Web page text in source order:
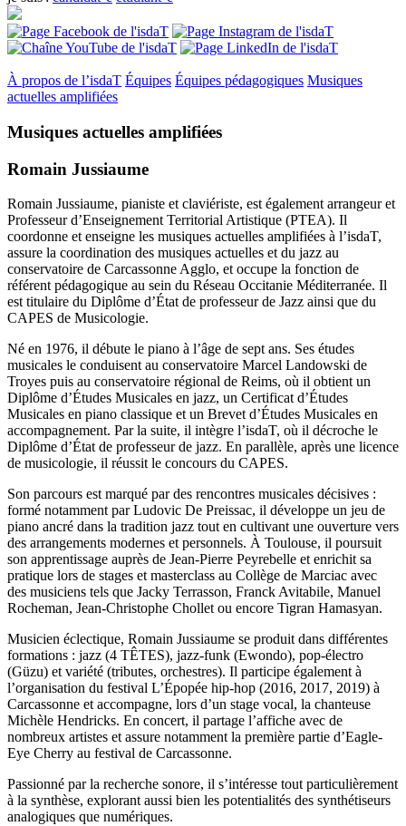
À propos de l’isdaT Équipes Équipes pédagogiques Musiques
actuelles amplifiées
Musiques actuelles amplifiées
Romain Jussiaume
Romain Jussiaume, pianiste et claviériste, est également arrangeur et
Professeur d’Enseignement Territorial Artistique (PTEA). Il
coordonne et enseigne les musiques actuelles amplifiées à l’isdaT,
assure la coordination des musiques actuelles et du jazz au
conservatoire de Carcassonne Agglo, et occupe la fonction de
référent pédagogique au sein du Réseau Occitanie Méditerranée. Il
est titulaire du Diplôme d’État de professeur de Jazz ainsi que du
CAPES de Musicologie.
Né en 1976, il débute le piano à l’âge de sept ans. Ses études
musicales le conduisent au conservatoire Marcel Landowski de
Troyes puis au conservatoire régional de Reims, où il obtient un
Diplôme d’Études Musicales en jazz, un Certificat d’Études
Musicales en piano classique et un Brevet d’Études Musicales en
accompagnement. Par la suite, il intègre l’isdaT, où il décroche le
Diplôme d’État de professeur de jazz. En parallèle, après une licence
de musicologie, il réussit le concours du CAPES.
Son parcours est marqué par des rencontres musicales décisives :
formé notamment par Ludovic De Preissac, il développe un jeu de
piano ancré dans la tradition jazz tout en cultivant une ouverture vers
des arrangements modernes et personnels. À Toulouse, il poursuit
son apprentissage auprès de Jean-Pierre Peyrebelle et enrichit sa
pratique lors de stages et masterclass au Collège de Marciac avec
des musiciens tels que Jacky Terrasson, Franck Avitabile, Manuel
Rocheman, Jean-Christophe Chollet ou encore Tigran Hamasyan.
Musicien éclectique, Romain Jussiaume se produit dans différentes
formations : jazz (4 TÊTES), jazz-funk (Ewondo), pop-électro
(Güzu) et variété (tributes, orchestres). Il participe également à
l’organisation du festival L’Épopée hip-hop (2016, 2017, 2019) à
Carcassonne et accompagne, lors d’un stage vocal, la chanteuse
Michèle Hendricks. En concert, il partage l’affiche avec de
nombreux artistes et assure notamment la première partie d’Eagle-
Eye Cherry au festival de Carcassonne.
Passionné par la recherche sonore, il s’intéresse tout particulièrement
à la synthèse, explorant aussi bien les potentialités des synthétiseurs
analogiques que numériques.